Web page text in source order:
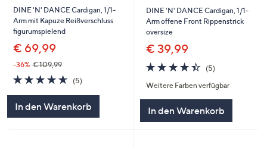
DINE 'N' DANCE Cardigan, 1/1-
Arm mit Kapuze Reißverschluss
figurumspielend
€ 69,99
-36% € 109,99
4.6
von
(5)5
In den Warenkorb
DINE 'N' DANCE Cardigan, 1/1-
Arm offene Front Rippenstrick
oversize
€ 39,99
4.4
von
5
(5)5
Weitere Farben verfügbar
In den Warenkorb